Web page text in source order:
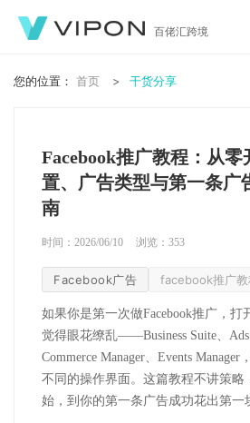
百佬汇跨境
您的位置： 首页 干货分享
Facebook推广教程：从
置、广告类型与第一条广
南
时间：2026/06/10 浏览： 353
Facebook广告 facebook推广教
如果你是第一次做Facebook推广，打
觉得眼花缭乱——Business Suite、
Commerce Manager、 Events Manager
不同的操作界面。这篇教程不讲策略
始，到你的第一条广告成功花出第一